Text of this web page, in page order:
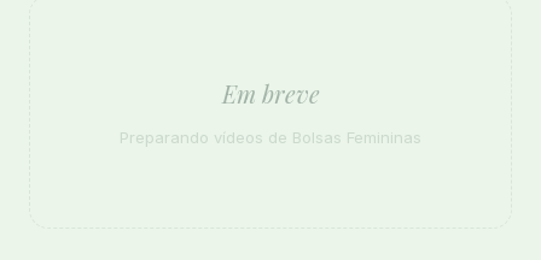
Em breve
Preparando vídeos de Bolsas Femininas